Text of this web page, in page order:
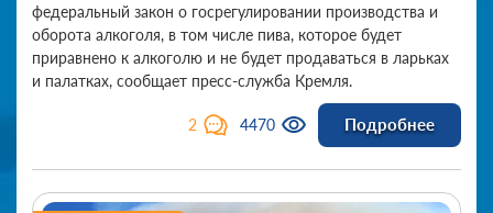
федеральный закон о госрегулировании производства и
оборота алкоголя, в том числе пива, которое будет
приравнено к алкоголю и не будет продаваться в ларьках
и палатках, сообщает пресс-служба Кремля.
2 4470 Подробнее